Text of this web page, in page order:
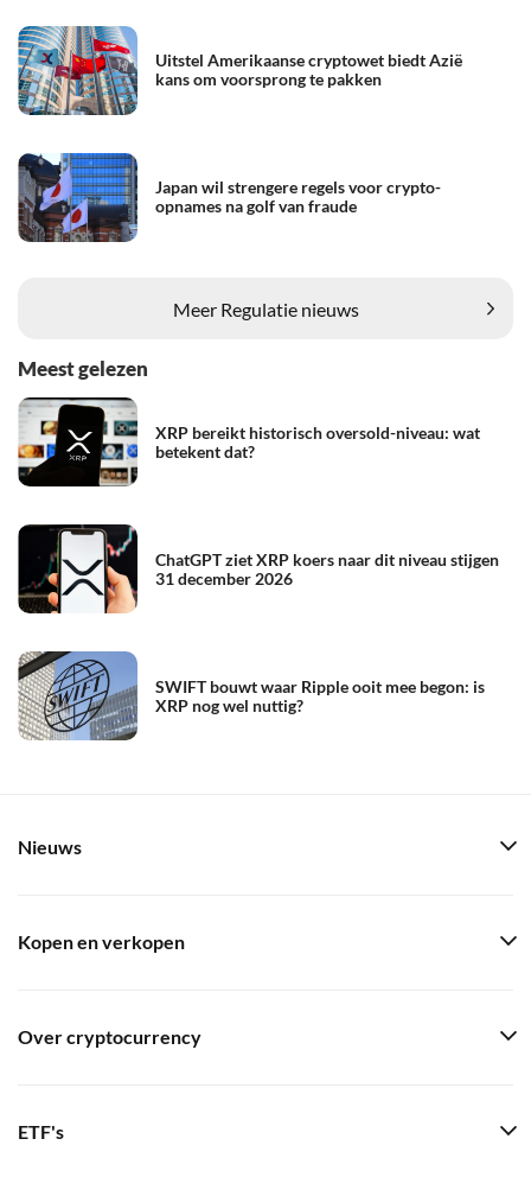
Uitstel Amerikaanse cryptowet biedt Azië
kans om voorsprong te pakken
Japan wil strengere regels voor crypto-
opnames na golf van fraude
Meer Regulatie nieuws
Meest gelezen
XRP bereikt historisch oversold-niveau: wat
betekent dat?
ChatGPT ziet XRP koers naar dit niveau stijgen
31 december 2026
SWIFT bouwt waar Ripple ooit mee begon: is
XRP nog wel nuttig?
Nieuws
Kopen en verkopen
Over cryptocurrency
ETF's